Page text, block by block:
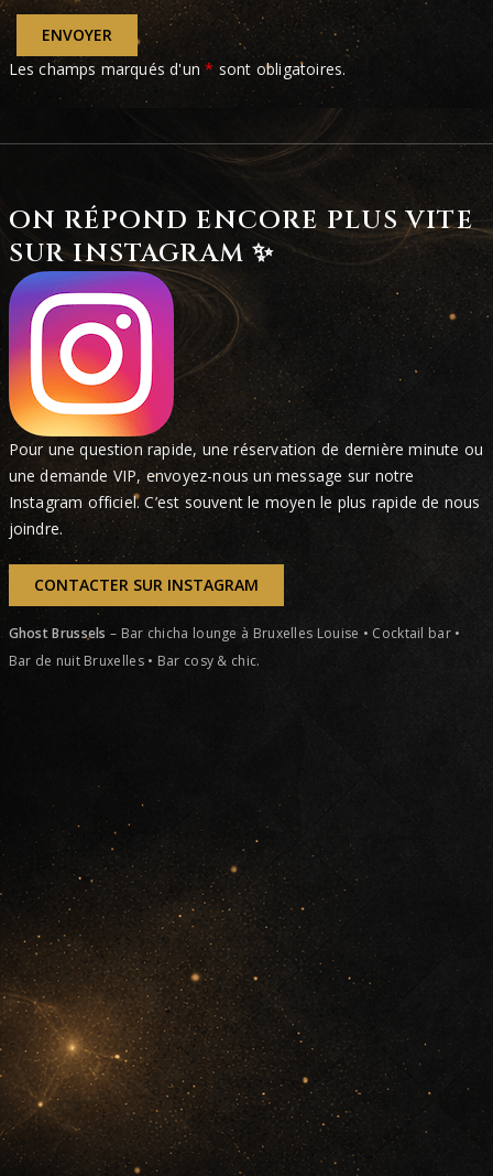
ENVOYER
Les champs marqués d'un* sont obligatoires.
ON RÉPOND ENCORE PLUS VITE
SUR INSTAGRAM ✨
Pour une question rapide, une réservation de dernière minute ou
une demande VIP, envoyez-nous un message sur notre
Instagram officiel. C’est souvent le moyen le plus rapide de nous
joindre.
CONTACTER SUR INSTAGRAM
Ghost Brussels – Bar chicha lounge à Bruxelles Louise • Cocktail bar •
Bar de nuit Bruxelles • Bar cosy & chic.